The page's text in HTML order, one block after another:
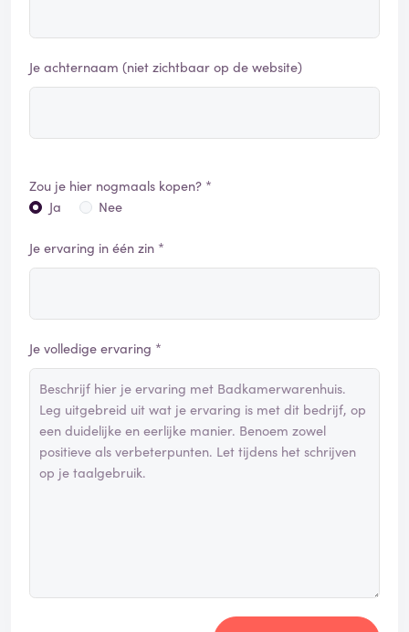
Je achternaam (niet zichtbaar op de website)
Zou je hier nogmaals kopen? *
Ja
Nee
Je ervaring in één zin *
Je volledige ervaring *